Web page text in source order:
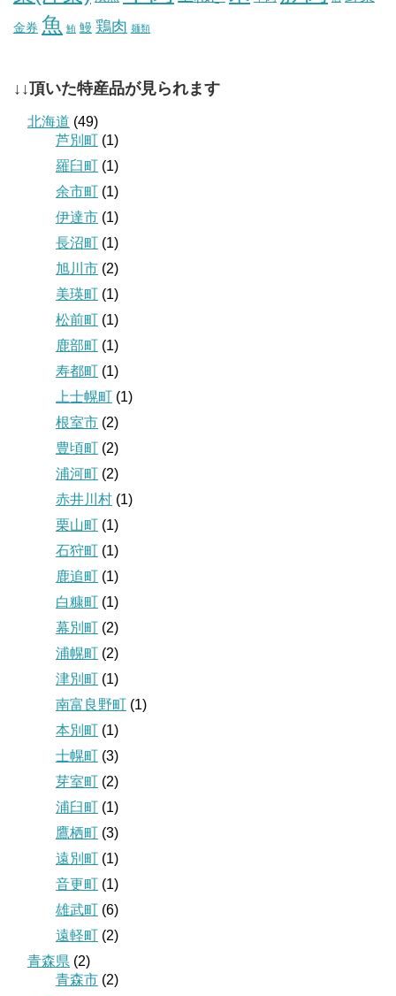
金券 魚 鮪 鰻 鶏肉 麺類
↓↓頂いた特産品が見られます
北海道 (49)
芦別町 (1)
羅臼町 (1)
余市町 (1)
伊達市 (1)
長沼町 (1)
旭川市 (2)
美瑛町 (1)
松前町 (1)
鹿部町 (1)
寿都町 (1)
上士幌町 (1)
根室市 (2)
豊頃町 (2)
浦河町 (2)
赤井川村 (1)
栗山町 (1)
石狩町 (1)
鹿追町 (1)
白糠町 (1)
幕別町 (2)
浦幌町 (2)
津別町 (1)
南富良野町 (1)
本別町 (1)
士幌町 (3)
芽室町 (2)
浦臼町 (1)
鷹栖町 (3)
遠別町 (1)
音更町 (1)
雄武町 (6)
遠軽町 (2)
青森県 (2)
青森市 (2)